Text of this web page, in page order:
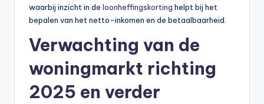
waarbij inzicht in de loonheffingskorting helpt bij het
bepalen van het netto-inkomen en de betaalbaarheid.
Verwachting van de
woningmarkt richting
2025 en verder